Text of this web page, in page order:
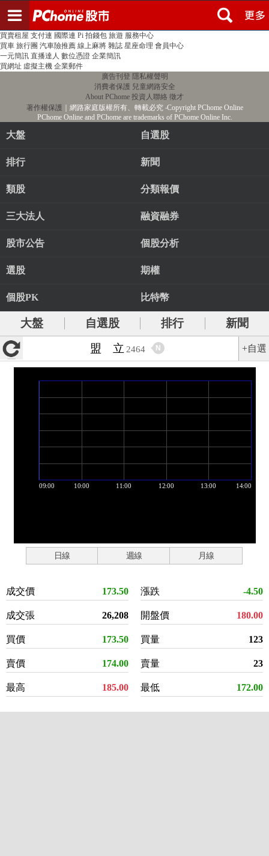
PChome首頁 線上購物 24h購物 書店
買賣租屋 支付連 國際連 Pi 拍錢包 旅遊 服務中心
買車 旅行團 汽車險推薦 線上麻將 雜誌 星座命理 會員中心
一元簡訊 直播達人 數位憑證 企業簡訊
買網址 虛擬主機 企業郵件
廣告刊登 隱私權聲明
消費者保護 兒童網路安全
About PChome 投資人聯絡 徵才
著作權保護 ｜網路家庭版權所有、轉載必究‧Copyright PChome Online
PChome Online and PChome are trademarks of PChome Online Inc.
大盤 自選股
排行 新聞
類股 分類報價
三大法人 融資融券
股市公告 個股分析
選股 期權
個股PK 比特幣
大盤 自選股 排行
新聞
盟 立 2464 N +自選
日線 週線 月線
成交價 173.50
成交張 26,208
買價 173.50
賣價 174.00
最高 185.00
漲跌 -4.50
開盤價 180.00
買量 123
賣量 23
最低 172.00